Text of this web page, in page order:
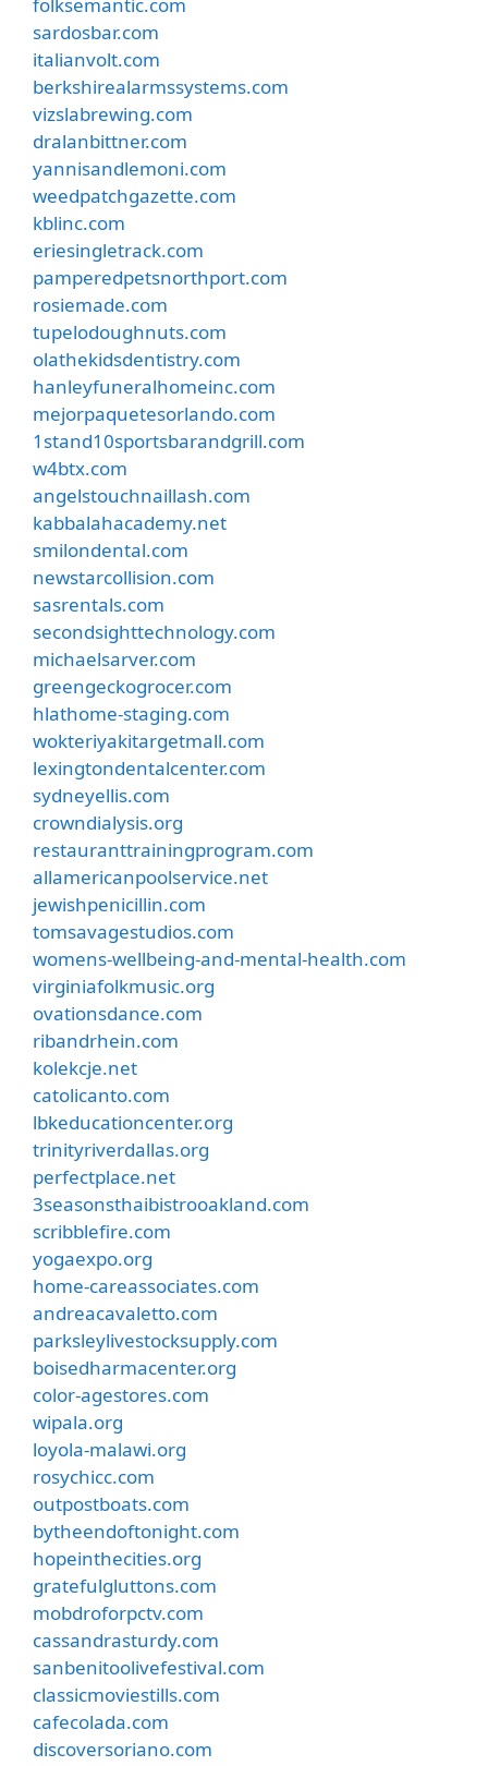
sardosbar.com
italianvolt.com
berkshirealarmssystems.com
vizslabrewing.com
dralanbittner.com
yannisandlemoni.com
weedpatchgazette.com
kblinc.com
eriesingletrack.com
pamperedpetsnorthport.com
rosiemade.com
tupelodoughnuts.com
olathekidsdentistry.com
hanleyfuneralhomeinc.com
mejorpaquetesorlando.com
1stand10sportsbarandgrill.com
w4btx.com
angelstouchnaillash.com
kabbalahacademy.net
smilondental.com
newstarcollision.com
sasrentals.com
secondsighttechnology.com
michaelsarver.com
greengeckogrocer.com
hlathome-staging.com
wokteriyakitargetmall.com
lexingtondentalcenter.com
sydneyellis.com
crowndialysis.org
restauranttrainingprogram.com
allamericanpoolservice.net
jewishpenicillin.com
tomsavagestudios.com
womens-wellbeing-and-mental-health.com
virginiafolkmusic.org
ovationsdance.com
ribandrhein.com
kolekcje.net
catolicanto.com
lbkeducationcenter.org
trinityriverdallas.org
perfectplace.net
3seasonsthaibistrooakland.com
scribblefire.com
yogaexpo.org
home-careassociates.com
andreacavaletto.com
parksleylivestocksupply.com
boisedharmacenter.org
color-agestores.com
wipala.org
loyola-malawi.org
rosychicc.com
outpostboats.com
bytheendoftonight.com
hopeinthecities.org
gratefulgluttons.com
mobdroforpctv.com
cassandrasturdy.com
sanbenitoolivefestival.com
classicmoviestills.com
cafecolada.com
discoversoriano.com